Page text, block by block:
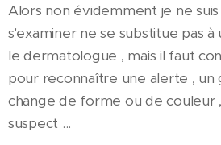
Alors non évidemment je ne
s'examiner ne se substitue pas
le dermatologue , mais il faut
pour reconnaître une alerte , un
change de forme ou de couleur
suspect ...